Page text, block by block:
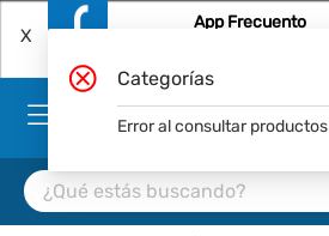
X
App Frecuento
Categorías
Error al consultar productos